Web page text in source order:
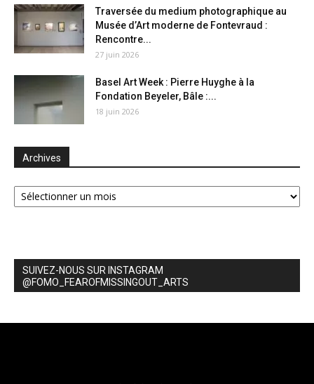
Traversée du medium photographique au
Musée d’Art moderne de Fontevraud :
Rencontre...
27 juin 2026
Basel Art Week : Pierre Huyghe à la
Fondation Beyeler, Bâle :...
18 juin 2026
Archives
Archives
SUIVEZ-NOUS SUR INSTAGRAM
@FOMO_FEAROFMISSINGOUT_ARTS